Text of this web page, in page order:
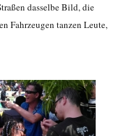
dasselbe Bild, die
Fahrzeugen tanzen Leute,